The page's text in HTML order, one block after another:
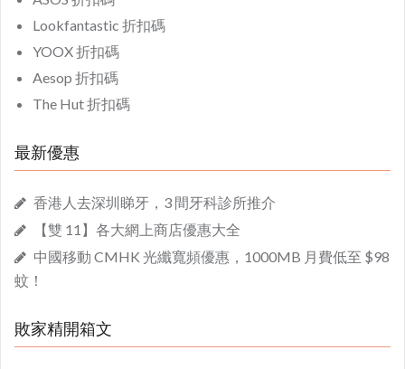
Lookfantastic 折扣碼
YOOX 折扣碼
Aesop 折扣碼
The Hut 折扣碼
最新優惠
香港人去深圳睇牙，3 間牙科診所推介
【雙 11】各大網上商店優惠大全
中國移動 CMHK 光纖寬頻優惠，1000MB 月費低至 $98
蚊！
敗家精開箱文